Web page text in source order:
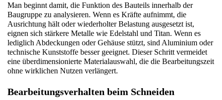
Man beginnt damit, die Funktion des Bauteils innerhalb der
Baugruppe zu analysieren. Wenn es Kräfte aufnimmt, die
Ausrichtung hält oder wiederholter Belastung ausgesetzt ist,
eignen sich stärkere Metalle wie Edelstahl und Titan. Wenn es
lediglich Abdeckungen oder Gehäuse stützt, sind Aluminium oder
technische Kunststoffe besser geeignet. Dieser Schritt vermeidet
eine überdimensionierte Materialauswahl, die die Bearbeitungszeit
ohne wirklichen Nutzen verlängert.
Bearbeitungsverhalten beim Schneiden